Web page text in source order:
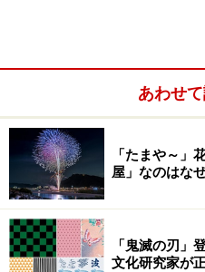
＜目次＞
春に吹く風の名前・呼び
夏に吹く風の名前・呼び名
秋に吹く風の名前・呼び
冬に吹く風の名前・呼び
あわせ
「たまや～」
屋」なのはな
「鬼滅の刃」
文化研究家が